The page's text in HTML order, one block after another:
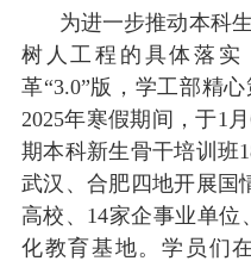
为进一步推动本科
树人工程的具体落实
革“3.0”版，学工部精
2025年寒假期间，于1
期本科新生骨干培训班
武汉、合肥四地开展国
高校、14家企事业单位
化教育基地。学员们